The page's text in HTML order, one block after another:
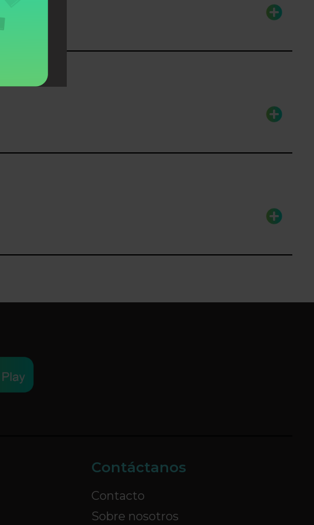
Contáctanos
Contacto
Sobre nosotros